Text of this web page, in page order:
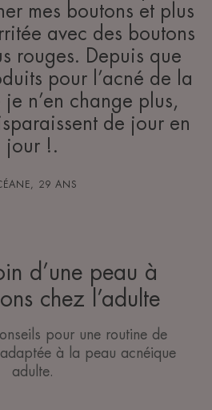
mes boutons et plus
avec des boutons
rouges. Depuis que
pour l’acné de la
je n’en change plus,
de jour en
jour !.
29 ANS
d’une peau à
chez l’adulte
pour une routine de
à la peau acnéique
adulte.